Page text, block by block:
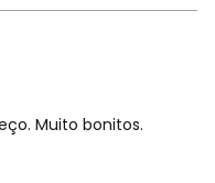
Muito bonitos.